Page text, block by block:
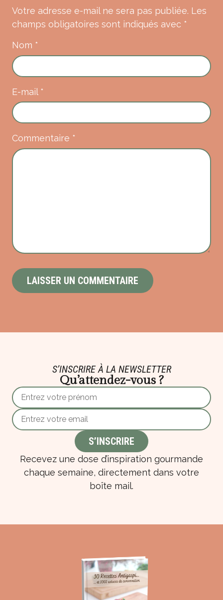
Votre adresse e-mail ne sera pas publiée. Les
champs obligatoires sont indiqués avec *
Commentaire *
Nom *
E-mail *
S’INSCRIRE À LA NEWSLETTER
Qu’attendez-vous ?
Recevez une dose d’inspiration gourmande
chaque semaine, directement dans votre
boîte mail.